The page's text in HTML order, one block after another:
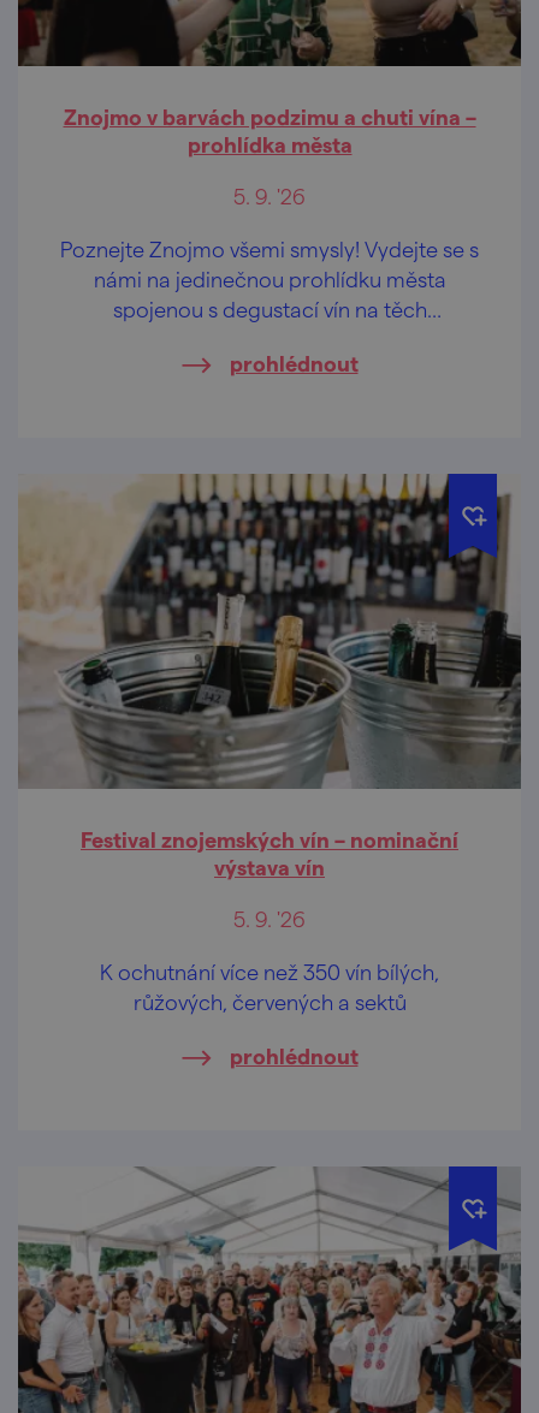
Znojmo v barvách podzimu a chuti vína –
prohlídka města
5. 9. '26
Poznejte Znojmo všemi smysly! Vydejte se s
námi na jedinečnou prohlídku města
spojenou s degustací vín na těch
prohlédnout
Festival znojemských vín – nominační
výstava vín
5. 9. '26
K ochutnání více než 350 vín bílých,
růžových, červených a sektů
prohlédnout